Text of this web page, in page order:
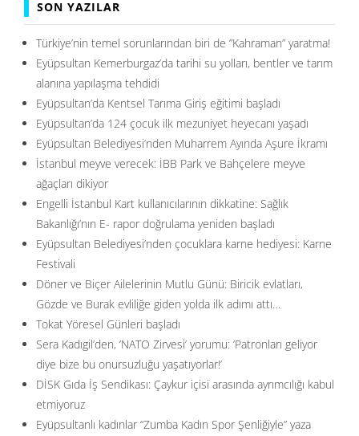
SON YAZILAR
Türkiye’nin temel sorunlarından biri de ”Kahraman” yaratma!
Eyüpsultan Kemerburgaz’da tarihi su yolları, bentler ve tarım
alanına yapılaşma tehdidi
Eyüpsultan’da Kentsel Tarıma Giriş eğitimi başladı
Eyüpsultan’da 124 çocuk ilk mezuniyet heyecanı yaşadı
Eyüpsultan Belediyesi’nden Muharrem Ayında Aşure İkramı
İstanbul meyve verecek: İBB Park ve Bahçelere meyve
ağaçları dikiyor
Engelli İstanbul Kart kullanıcılarının dikkatine: Sağlık
Bakanlığı’nın E- rapor doğrulama yeniden başladı
Eyüpsultan Belediyesi’nden çocuklara karne hediyesi: Karne
Festivali
Döner ve Biçer Ailelerinin Mutlu Günü: Biricik evlatları,
Gözde ve Burak evliliğe giden yolda ilk adımı attı…
Tokat Yöresel Günleri başladı
Sera Kadıgil’den, ‘NATO Zirvesi’ yorumu: ‘Patronları geliyor
diye bize bu onursuzluğu yaşatıyorlar!’
DİSK Gıda İş Sendikası: Çaykur içisi arasında ayrımcılığı kabul
etmiyoruz
Eyüpsultanlı kadınlar “Zumba Kadın Spor Şenliğiyle” yaza